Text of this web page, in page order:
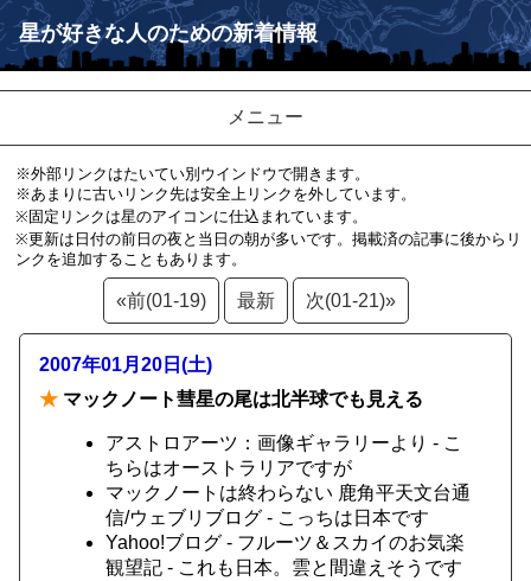
星が好きな人のための新着情報
メニュー
※外部リンクはたいてい別ウインドウで開きます。
※あまりに古いリンク先は安全上リンクを外しています。
※固定リンクは星のアイコンに仕込まれています。
※更新は日付の前日の夜と当日の朝が多いです。掲載済の記事に後からリ
ンクを追加することもあります。
«前(01-19) 最新 次(01-21)»
2007年01月20日(土)
★ マックノート彗星の尾は北半球でも見える
アストロアーツ：画像ギャラリーより - こ
ちらはオーストラリアですが
マックノートは終わらない 鹿角平天文台通
信/ウェブリブログ - こっちは日本です
Yahoo!ブログ - フルーツ＆スカイのお気楽
観望記 - これも日本。雲と間違えそうです